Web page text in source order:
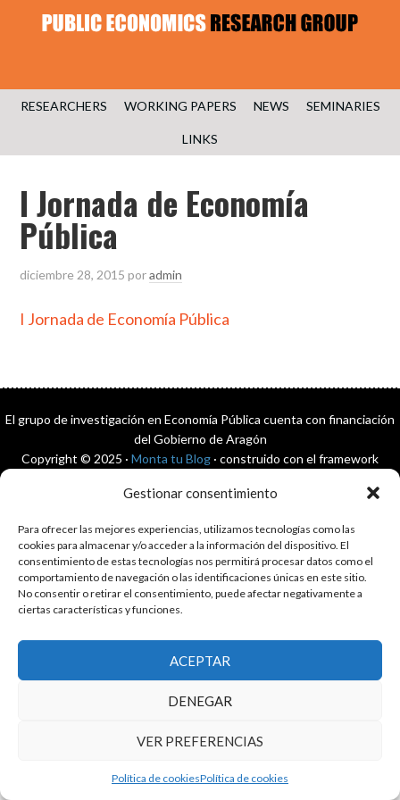
Gestionar consentimiento
Para ofrecer las mejores experiencias, utilizamos tecnologías como las
cookies para almacenar y/o acceder a la información del dispositivo. El
consentimiento de estas tecnologías nos permitirá procesar datos como el
comportamiento de navegación o las identificaciones únicas en este sitio.
No consentir o retirar el consentimiento, puede afectar negativamente a
ciertas características y funciones.
ACEPTAR
DENEGAR
VER PREFERENCIAS
Política de cookiesPolítica de cookies
RESEARCHERS WORKING PAPERS NEWS SEMINARIES
LINKS
I Jornada de Economía
Pública
diciembre 28, 2015 poradmin
I Jornada de Economía Pública
El grupo de investigación en Economía Pública cuenta con financiación
del Gobierno de Aragón
Copyright © 2025 · Monta tu Blog · construido con el framework
Cookies|Política de privacidad de datos
·WordPress·Acceder